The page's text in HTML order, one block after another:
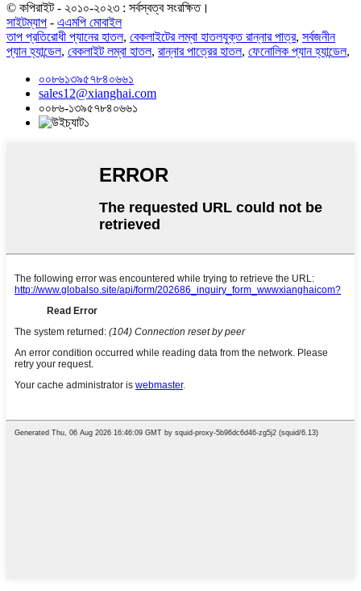
© কপিরাইট - ২০১০-২০২৩ : সর্বস্বত্ব সংরক্ষিত।
সাইটম্যাপ - এএমপি মোবাইল
তাপ প্রতিরোধী প্যানের হাতল, বেকলাইটের লম্বা হাতলযুক্ত রান্নার পাত্র, সর্বজনীন
প্যান হ্যান্ডেল, বেকলাইট লম্বা হাতল, রান্নার পাত্রের হাতল, ফেনোলিক প্যান হ্যান্ডেল,
০০৮৬১৩৯৫৭৮৪০৬৬১
sales12@xianghai.com
০০৮৬-১৩৯৫৭৮৪০৬৬১